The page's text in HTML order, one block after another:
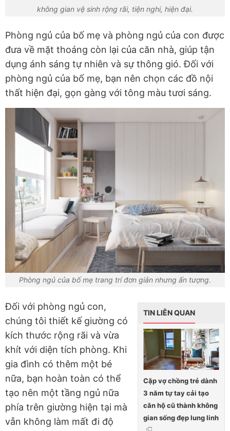
không gian vệ sinh rộng rãi, tiện nghi, hiện đại.
Phòng ngủ của bố mẹ và phòng ngủ của con được
đưa về mặt thoáng còn lại của căn nhà, giúp tận
dụng ánh sáng tự nhiên và sự thông gió. Đối với
phòng ngủ của bố mẹ, bạn nên chọn các đồ nội
thất hiện đại, gọn gàng với tông màu tươi sáng.
Phòng ngủ của bố mẹ trang trí đơn giản nhưng ấn tượng.
TIN LIÊN QUAN
Cặp vợ chồng trẻ dành
3 năm tự tay cải tạo
căn hộ cũ thành không
gian sống đẹp lung linh
Đối với phòng ngủ con,
chúng tôi thiết kế giường có
kích thước rộng rãi và vừa
khít với diện tích phòng. Khi
gia đình có thêm một bé
nữa, bạn hoàn toàn có thể
tạo nên một tầng ngủ nữa
phía trên giường hiện tại mà
vẫn không làm mất đi độ